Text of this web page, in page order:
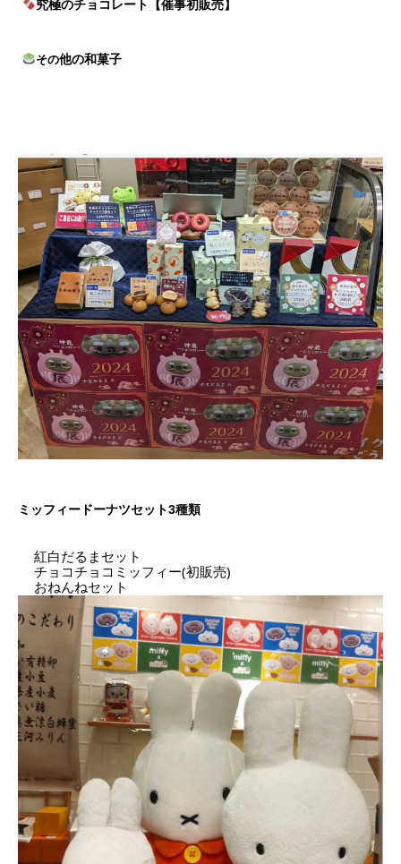
究極のチョコレート【催事初販売】
その他の和菓子
ミッフィードーナツセット3種類
紅白だるまセット
チョコチョコミッフィー(初販売)
おねんねセット